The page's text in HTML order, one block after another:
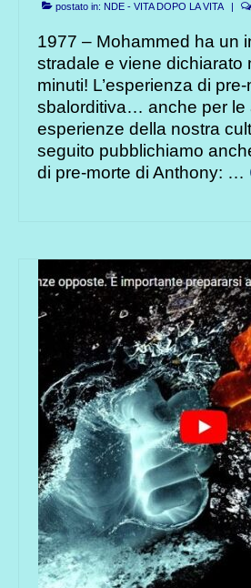
postato in: NDE - VITA DOPO LA VITA |
1977 – Mohammed ha un
stradale e viene dichiarato
minuti! L’esperienza di
sbalorditiva… anche per le
esperienze della nostra
seguito pubblichiamo
di pre-morte di Anthony: …